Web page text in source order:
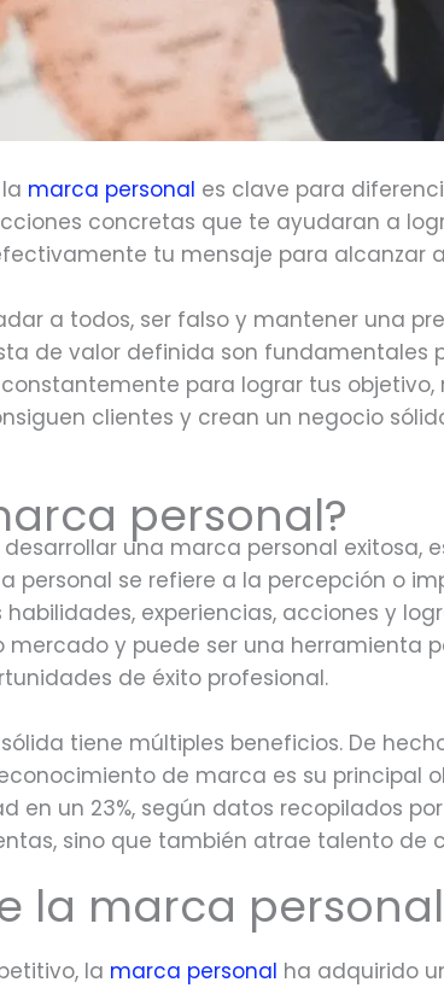
marca personal es clave para
concretas que te ayudaran a
tu mensaje para alcanzar
a todos, ser falso y mantener una
de valor definida son fundamentales
para lograr tus
clientes y crean un negocio
personal?
una marca personal exitosa,
personal se refiere a la percepción o
experiencias, acciones y
y puede ser una herramienta
de éxito profesional.
tiene múltiples beneficios. De
de marca es su principal
en un 23%, según datos recopilados
sino que también atrae talento de
la marca
la marca personal ha adquirido